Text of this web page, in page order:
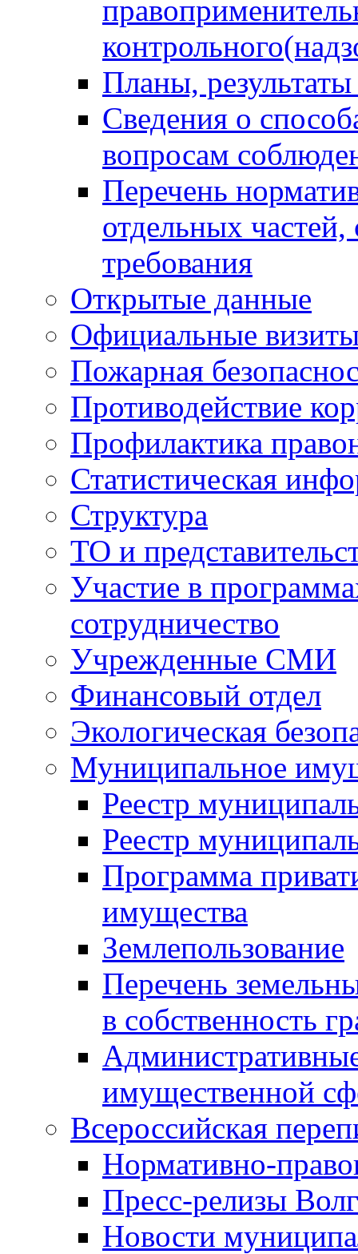
Планы,
Сведения о
вопросам
Перечень
отдельных
требования
Открытые данные
Официальные
Пожарная
Противодействие
Профилактика
Статистическая
Структура
ТО и
Участие в
сотрудничество
Учрежденные СМИ
Финансовый отдел
Экологическая
Муниципальное
Реестр
Реестр
Программа
имущества
Землепользование
Перечень
в собственность
имущественной
Всероссийская
Нормативно-
Пресс-релизы
Новости